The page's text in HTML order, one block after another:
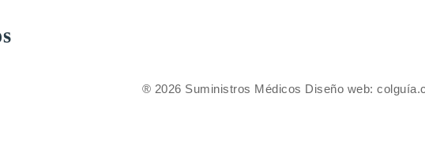
® 2026 Suministros Médicos Diseño web: